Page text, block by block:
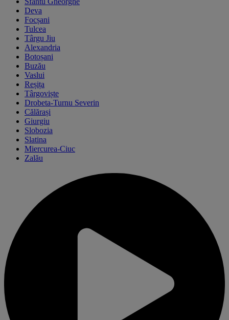
Deva
Focșani
Tulcea
Târgu Jiu
Alexandria
Botoșani
Buzău
Vaslui
Reșița
Târgoviște
Drobeta-Turnu Severin
Călărași
Giurgiu
Slobozia
Slatina
Miercurea-Ciuc
Zalău